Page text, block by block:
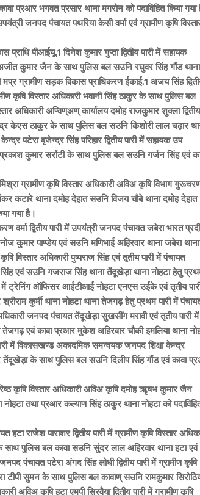
प्रआर भगवत प्रसार थाना मगरोन को पदाविहित किया गया
जनपद पंचायत पथरिया केसी वर्मा एवं ग्रामीण कृषि
पीआईयू.1 दिनेश कुमार गुप्ता द्वितीय पारी में सहायक
अजीत कुमार जैन के साथ पुलिस बल सउनि रघुवर सिंह गौंड थाना
ग्रामीण सड़क विकास प्राधिकरण ईकाई.1 अजय सिंह
कृषि विस्तार अधिकारी भवानी सिंह ठाकुर के साथ पुलिस बल
अधिकारी अण्विण्अण् कार्यालय दमोह राजकुमार शुक्ला द्वितीय
केएस ठाकुर के साथ पुलिस बल सउनि किशोरी लाल चढ़ार
पटेरा बृजेन्द्र सिंह परिहार द्वितीय पारी में सहायक उप
कुमार सर्राटी के साथ पुलिस बल सउनि गर्जन सिंह एवं
ग्रामीण कृषि विस्तार अधिकारी अविअ कृषि विभाग
थाना दमोह देहात सउनि विजय चौबे थाना दमोह देहात
गया है।
द्वितीय पारी में उपयंत्री जनपद पंचायत जबेरा भारत
पाण्डेय एवं सउनि मणिभाई अहिरवार थाना जबेरा थाना
विस्तार अधिकारी पुष्पराज सिंह एवं तृतीय पारी में पंचायत
एवं सउनि गजराज सिंह थाना तेंदूखेड़ा थाना नोहटा हेतु
में ट्रेनिंग ऑफिसर आईटीआई नोहटा एनएस उईके एवं तृतीय
कुर्मी थाना नोहटा थाना तेजगढ़ हेतु प्रथम पारी में
जनपद पंचायत तेंदूखेड़ा सुखसींग मरावी एवं तृतीय पारी में
एवं कावा प्रआर मुकेश अहिरवार चौकी इमलिया थाना
पारी में विकासखण्ड अकादमिक समन्वयक जनपद शिक्षा केन्द्र
के साथ पुलिस बल सउनि दिलीप सिंह गौंड एवं कावा
कृषि विस्तार अधिकारी अविअ कृषि दमोह ऋृषभ कुमार जैन
तथा प्रआर कल्याण सिंह ठाकुर थाना नोहटा को
राजेश पाराशर द्वितीय पारी में ग्रामीण कृषि विस्तार
साथ पुलिस बल कावा सउनि सुंदर लाल अहिरवार थाना हटा एवं
पंचायत पटेरा अंगद सिंह लोधी द्वितीय पारी में ग्रामीण कृषि
टीपी सुमन के साथ पुलिस बल कावाण् सउनि रामकुमार
अविअ कृषि हटा एमपी सिरवैया द्वितीय पारी में ग्रामीण कृषि